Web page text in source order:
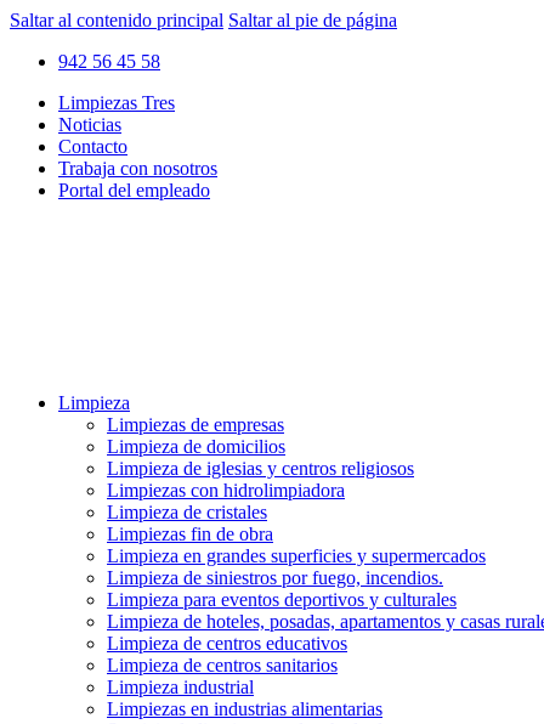
Saltar al contenido principal Saltar al pie de página
942 56 45 58
Limpiezas Tres
Noticias
Contacto
Trabaja con nosotros
Portal del empleado
Limpieza
Limpiezas de empresas
Limpieza de domicilios
Limpieza de iglesias y centros religiosos
Limpiezas con hidrolimpiadora
Limpieza de cristales
Limpiezas fin de obra
Limpieza en grandes superficies y supermercados
Limpieza de siniestros por fuego, incendios.
Limpieza para eventos deportivos y culturales
Limpieza de hoteles, posadas, apartamentos y casas
Limpieza de centros educativos
Limpieza de centros sanitarios
Limpieza industrial
Limpiezas en industrias alimentarias